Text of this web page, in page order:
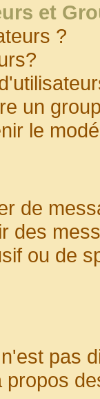
et
?
un
le
de
des
ou de
pas